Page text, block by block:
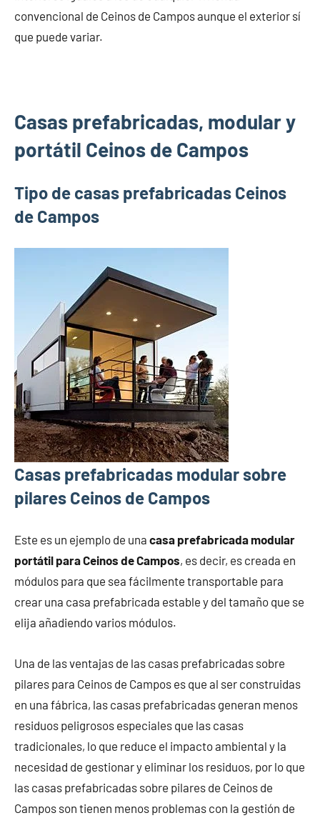
convencional de Ceinos de Campos aunque el exterior sí
que puede variar.
Casas prefabricadas, modular y
portátil Ceinos de Campos
Tipo de casas prefabricadas Ceinos
de Campos
Casas prefabricadas modular sobre
pilares Ceinos de Campos
Este es un ejemplo de una casa prefabricada modular
portátil para Ceinos de Campos, es decir, es creada en
módulos para que sea fácilmente transportable para
crear una casa prefabricada estable y del tamaño que se
elija añadiendo varios módulos.
Una de las ventajas de las casas prefabricadas sobre
pilares para Ceinos de Campos es que al ser construidas
en una fábrica, las casas prefabricadas generan menos
residuos peligrosos especiales que las casas
tradicionales, lo que reduce el impacto ambiental y la
necesidad de gestionar y eliminar los residuos, por lo que
las casas prefabricadas sobre pilares de Ceinos de
Campos son tienen menos problemas con la gestión de